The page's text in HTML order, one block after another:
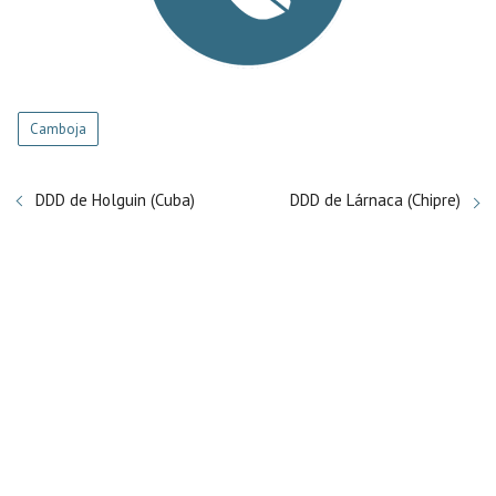
Camboja
DDD de Holguin (Cuba) DDD de Lárnaca (Chipre)